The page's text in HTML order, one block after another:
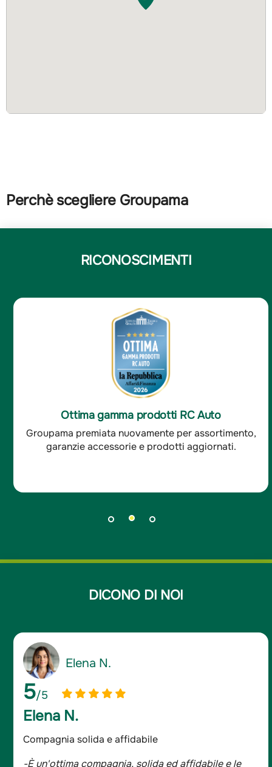
Perchè scegliere Groupama
RICONOSCIMENTI
Ottima soddisfazione clienti RC Auto
Groupama è stata premiata per l'ottima
soddisfazione dei clienti RC auto.
DICONO DI NOI
Giancarlo D.
5/5
Giancarlo D.
Assicurato da oltre 20 anni
-Sono assicurato da oltre 20 anni e mi sono sempre